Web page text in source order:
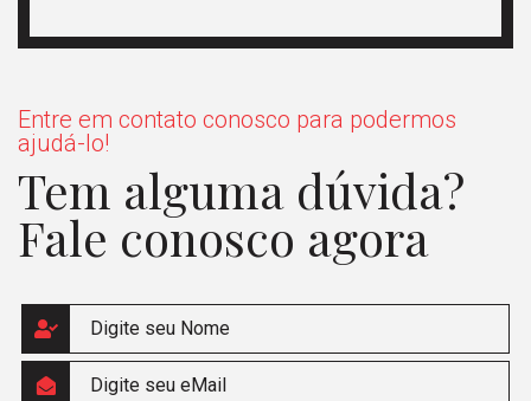
Entre em contato conosco para podermos
ajudá-lo!
Tem alguma dúvida?
Fale conosco agora